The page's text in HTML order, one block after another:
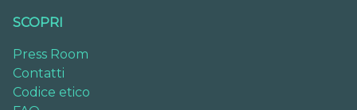
SCOPRI
Press Room
Contatti
Codice etico